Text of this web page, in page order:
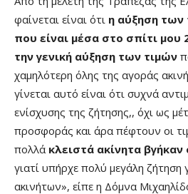
φαίνεται είναι ότι η αύξηση των
που είναι μέσα στο σπίτι μου
την γενική αύξηση των τιμών
χαμηλότερη όλης της αγοράς
γίνεται αυτό είναι ότι συχνά
ενίσχυσης της ζήτησης,, όχι ως
προσφοράς και άρα πέφτουν οι
πολλά κλειστά ακίνητα
γιατί υπήρχε πολύ μεγάλη ζήτηση
ακινήτων», είπε η Δόμνα